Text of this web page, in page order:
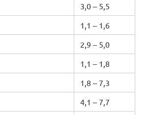
3,0 – 5,5
1,1 – 1,6
2,9 – 5,0
1,1 – 1,8
1,8 – 7,3
4,1 – 7,7